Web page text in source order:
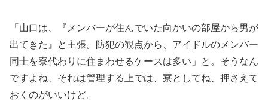
「山口は、『メンバーが住んでいた向かいの部屋から男が
出てきた』と主張。防犯の観点から、アイドルのメンバー
同士を寮代わりに住まわせるケースは多い」と。そうなん
ですよね、それは管理する上では、寮としてね、押さえて
おくのがいいけど。